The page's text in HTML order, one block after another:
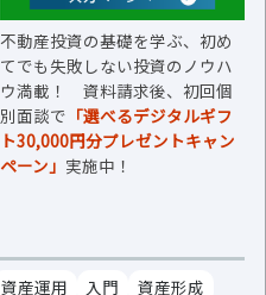
不動産投資の基礎を学ぶ、初め
てでも失敗しない投資のノウハ
ウ満載！ 資料請求後、初回個
別面談で 「選べるデジタルギフ
ト30,000円分プレゼントキャン
ペーン」 実施中！
資産運用 入門 資産形成